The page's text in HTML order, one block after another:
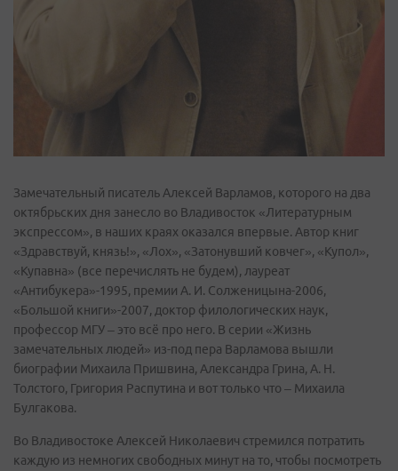
Замечательный писатель Алексей Варламов, которого на два
октябрьских дня занесло во Владивосток «Литературным
экспрессом», в наших краях оказался впервые. Автор книг
«Здравствуй, князь!», «Лох», «Затонувший ковчег», «Купол»,
«Купавна» (все перечислять не будем), лауреат
«Антибукера»-1995, премии А. И. Солженицына-2006,
«Большой книги»-2007, доктор филологических наук,
профессор МГУ – это всё про него. В серии «Жизнь
замечательных людей» из-под пера Варламова вышли
биографии Михаила Пришвина, Александра Грина, А. Н.
Толстого, Григория Распутина и вот только что – Михаила
Булгакова.
Во Владивостоке Алексей Николаевич стремился потратить
каждую из немногих свободных минут на то, чтобы посмотреть